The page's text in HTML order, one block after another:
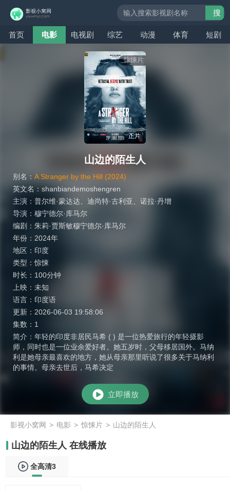
首页 电影 电视剧 综艺 动漫 体育 短剧
搜
惊悚片
正片
山边的陌生人
别名： A Stranger by the Hill (2024)
英文名： shanbiandemoshengren
主演： 普尔维·蒙达达 迪尚特·古利亚
诺拉·丹增
导演： 穆宁德尔·库马尔
编剧： 朱莉·贾斯敏穆宁德尔·库马尔
年份： 2024年
地区： 印度
类型：惊悚
时长： 100分钟
上映： 未知
语言： 印度语
更新： 2026-06-03 19:58:06
集数： 1
简介： 年轻的印度非居民马希 ( ) 是一位热爱旅行的年轻摄影
师，同时也是一位业余爱好者。她五岁时，父母移居国外。马纳
利是她母亲最喜欢的地方，她从母亲那里听说了很多关于马纳利
的事情。母亲去世后，马希决定
立即播放
影视小窝网 > 电影 > 惊悚片 > 山边的陌生人
山边的陌生人 在线播放
全高清3